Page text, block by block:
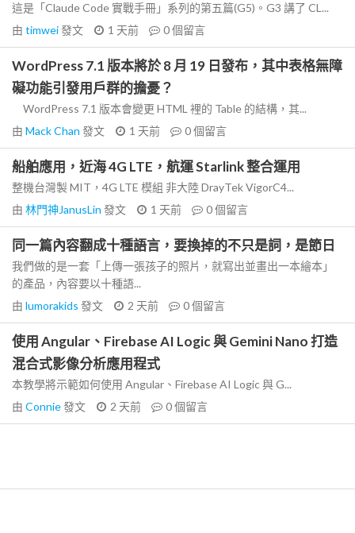
這是「Claude Code 實戰手冊」系列的第五篇(G5)。G3 講了 CL...
由 timwei發文 1 天前 0個留言
WordPress 7.1 版本將於 8 月 19 日發布，其中表格無障
礙功能引發用戶群的擔憂？
WordPress 7.1 版本會變更 HTML 裡的 Table 的結構，其...
由 Mack Chan 發文 1 天前 0個留言
船舶應用，近海 4G LTE，航運 Starlink 整合運用
整機台灣製 MIT，4G LTE 模組 非大陸 DrayTek VigorC4...
由 林門神JanusLin 發文 1 天前 0個留言
同一篇內容翻成十種語言，要換掉的不只是詞，是節日
我們做的是一套「上傳一張孩子的照片，就寫出並畫出一本繪本」
的產品，內容要以十種語...
由 lumorakids 發文 2 天前 0個留言
使用 Angular、Firebase AI Logic 與 Gemini Nano 打造
混合式影像分析應用程式
本教學將示範如何使用 Angular、Firebase AI Logic 與 G...
由 Connie發文 2 天前 0個留言